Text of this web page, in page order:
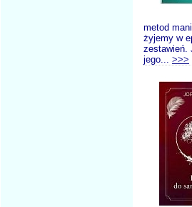
metod
żyjemy w
zestawień.
jego... >>>